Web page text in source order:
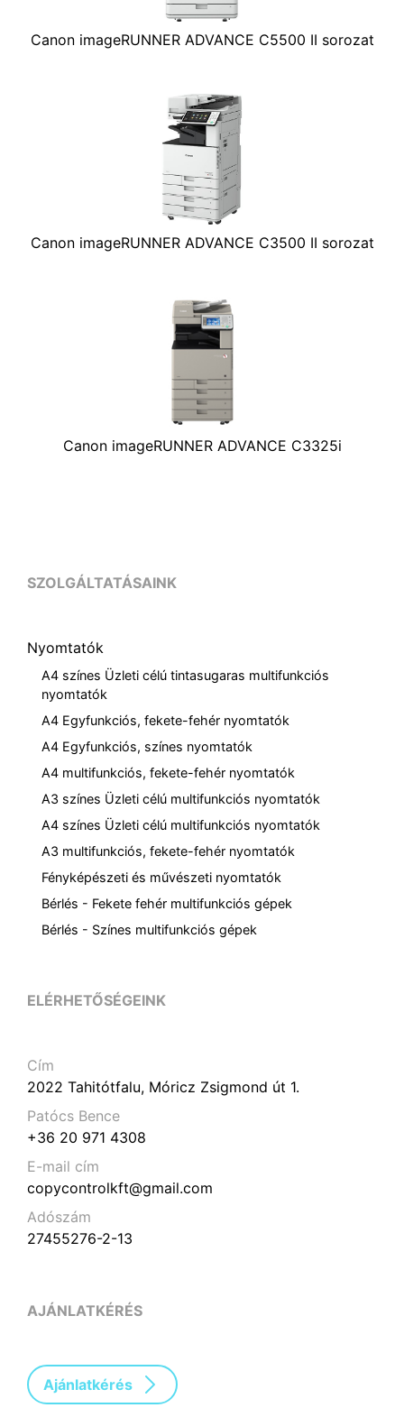
Canon imageRUNNER ADVANCE C5500 II sorozat
Canon imageRUNNER ADVANCE C3500 II sorozat
Canon imageRUNNER ADVANCE C3325i
SZOLGÁLTATÁSAINK
Nyomtatók
A4 színes Üzleti célú tintasugaras multifunkciós
nyomtatók
A4 Egyfunkciós, fekete-fehér nyomtatók
A4 Egyfunkciós, színes nyomtatók
A4 multifunkciós, fekete-fehér nyomtatók
A3 színes Üzleti célú multifunkciós nyomtatók
A4 színes Üzleti célú multifunkciós nyomtatók
A3 multifunkciós, fekete-fehér nyomtatók
Fényképészeti és művészeti nyomtatók
Bérlés - Fekete fehér multifunkciós gépek
Bérlés - Színes multifunkciós gépek
ELÉRHETŐSÉGEINK
Cím
2022 Tahitótfalu, Móricz Zsigmond út 1.
Patócs Bence
+36 20 971 4308
E-mail cím
copycontrolkft@gmail.com
Adószám
27455276-2-13
AJÁNLATKÉRÉS
Ajánlatkérés